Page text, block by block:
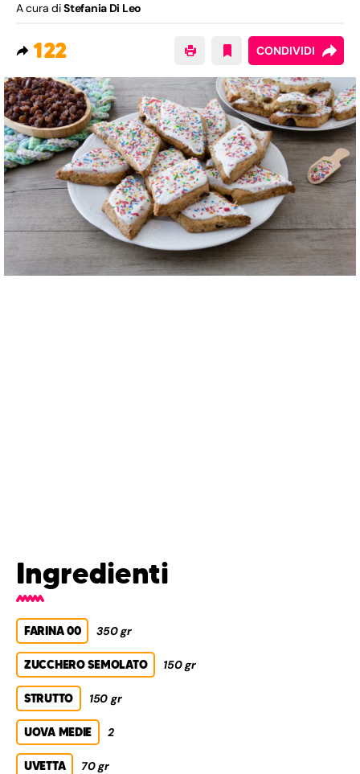
A cura diStefania Di Leo
122 CONDIVIDI
Ingredienti
FARINA 00 350 gr
ZUCCHERO SEMOLATO 150 gr
STRUTTO 150 gr
UOVA MEDIE 2
UVETTA 70 gr